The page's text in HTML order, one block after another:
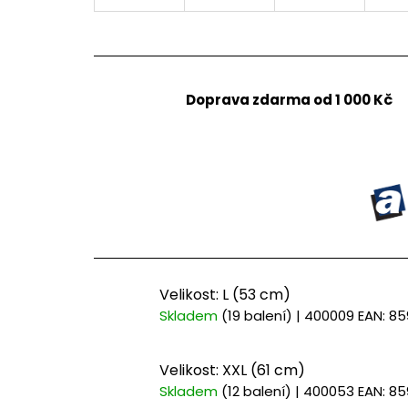
Doprava zdarma od 1 000 Kč
Velikost: L (53 cm)
Skladem (19 balení) | 400009 EAN:
Velikost: XXL (61 cm)
Skladem (12 balení) | 400053 EAN: